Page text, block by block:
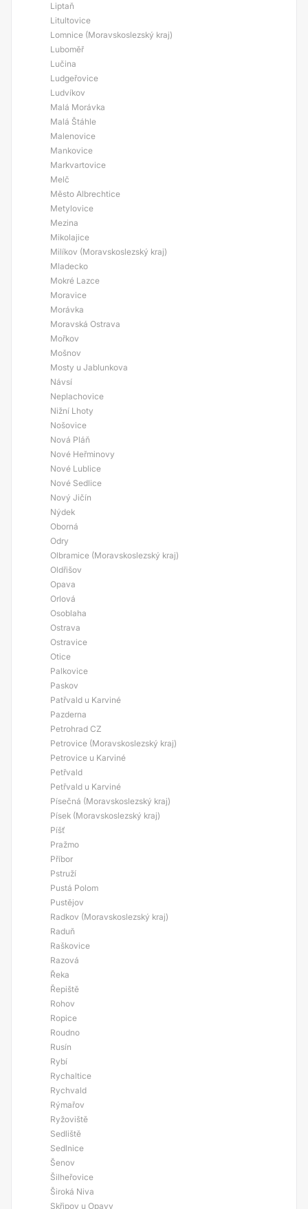
Liptaň
Litultovice
Lomnice (Moravskoslezský kraj)
Luboměř
Lučina
Ludgeřovice
Ludvíkov
Malá Morávka
Malá Štáhle
Malenovice
Mankovice
Markvartovice
Melč
Město Albrechtice
Metylovice
Mezina
Mikolajice
Milíkov (Moravskoslezský kraj)
Mladecko
Mokré Lazce
Moravice
Morávka
Moravská Ostrava
Mořkov
Mošnov
Mosty u Jablunkova
Návsí
Neplachovice
Nižní Lhoty
Nošovice
Nová Pláň
Nové Heřminovy
Nové Lublice
Nové Sedlice
Nový Jičín
Nýdek
Oborná
Odry
Olbramice (Moravskoslezský kraj)
Oldřišov
Opava
Orlová
Osoblaha
Ostrava
Ostravice
Otice
Palkovice
Paskov
Patřvald u Karviné
Pazderna
Petrohrad CZ
Petrovice (Moravskoslezský kraj)
Petrovice u Karviné
Petřvald
Petřvald u Karviné
Písečná (Moravskoslezský kraj)
Písek (Moravskoslezský kraj)
Píšť
Pražmo
Příbor
Pstruží
Pustá Polom
Pustějov
Radkov (Moravskoslezský kraj)
Raduň
Raškovice
Razová
Řeka
Řepiště
Rohov
Ropice
Roudno
Rusín
Rybí
Rychaltice
Rychvald
Rýmařov
Ryžoviště
Sedliště
Sedlnice
Šenov
Šilheřovice
Široká Niva
Skřipov u Opavy